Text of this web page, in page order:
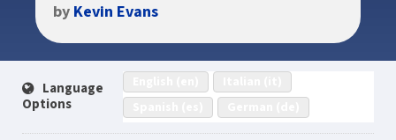
by Kevin Evans
Language
Options